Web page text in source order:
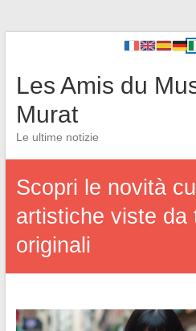
Les Amis du
Murat
Le ultime notizie
Scopri le novità
artistiche viste da
originali